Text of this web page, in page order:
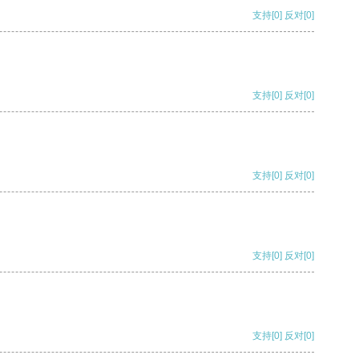
支持[0] 反对[0]
支持[0] 反对[0]
支持[0] 反对[0]
支持[0] 反对[0]
支持[0] 反对[0]